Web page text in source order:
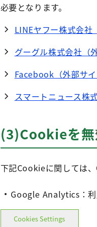
必要となります。
LINEヤフー株式会社
グーグル株式会社（
Facebook（外部サイ
スマートニュース株
(3)Cookieを無
下記Cookieに関しては
Google Analytics：利
Cookies Settings